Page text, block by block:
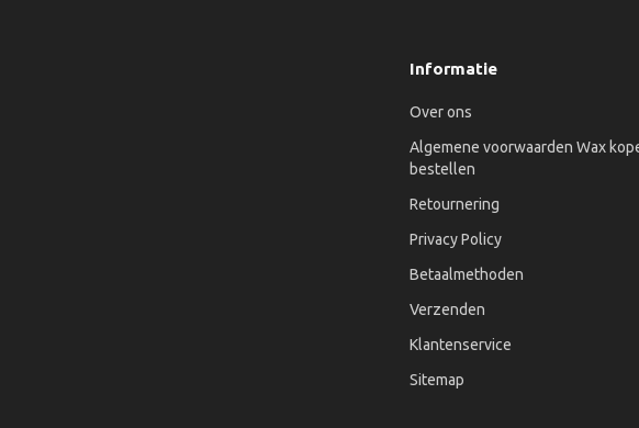
Informatie
Over ons
Algemene voorwaarden Wax
bestellen
Retournering
Privacy Policy
Betaalmethoden
Verzenden
Klantenservice
Sitemap